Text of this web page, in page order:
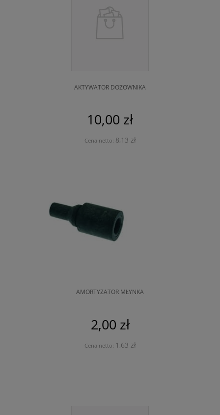
AKTYWATOR DOZOWNIKA
10,00 zł
Cena netto: 8,13 zł
AMORTYZATOR MŁYNKA
2,00 zł
Cena netto: 1,63 zł